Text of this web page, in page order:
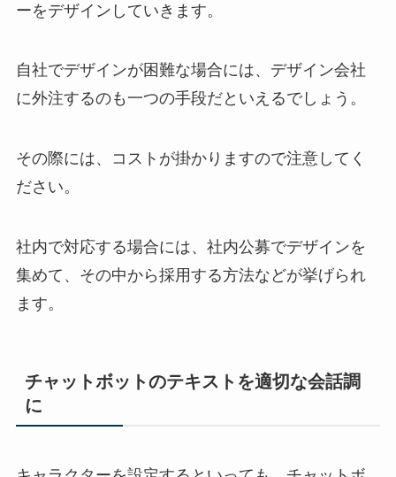
ーをデザインしていきます。
自社でデザインが困難な場合には、デザイン会社
に外注するのも一つの手段だといえるでしょう。
その際には、コストが掛かりますので注意してく
ださい。
社内で対応する場合には、社内公募でデザインを
集めて、その中から採用する方法などが挙げられ
ます。
チャットボットのテキストを適切な会話調
に